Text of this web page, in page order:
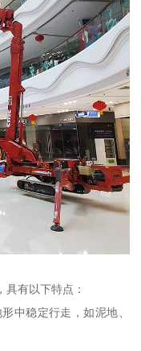
有以下特点：
中稳定行走，如泥地、